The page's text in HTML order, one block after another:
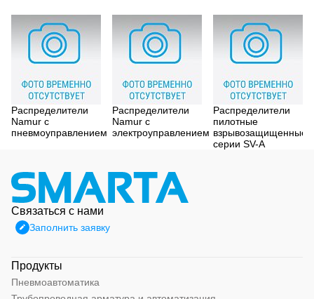
Распределители
Namur с
пневмоуправлением
Распределители
Namur с
электроуправлением
Распределители
пилотные
взрывозащищенные
серии SV-A
Связаться с нами
Заполнить заявку
Продукты
Пневмоавтоматика